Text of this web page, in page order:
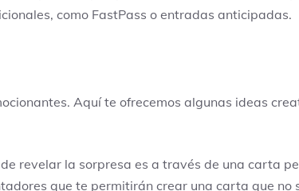
como FastPass o entradas anticipadas.
Aquí te ofrecemos algunas ideas
revelar la sorpresa es a través de una carta
que te permitirán crear una carta que no